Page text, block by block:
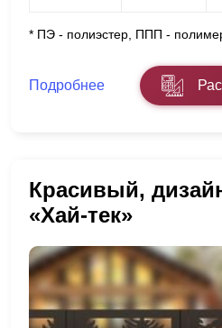
* ПЭ - полиэстер, ППП -
Подробнее
Красивый,
«Хай-тек»